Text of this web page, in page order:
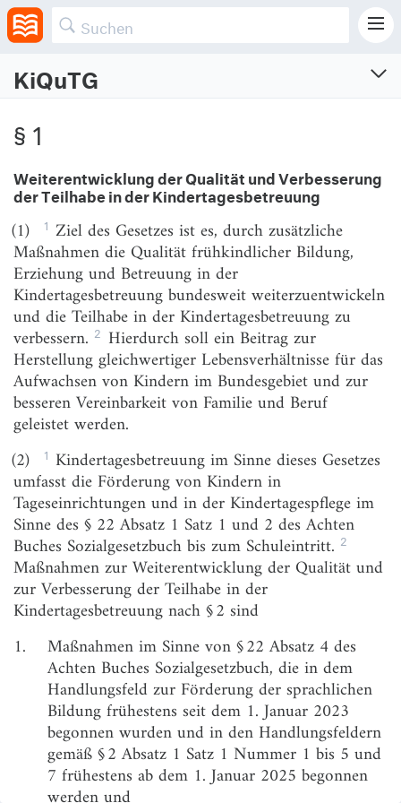
KiQuTG
Teilhabeverbesserungsgesetz
Vom 19.12.2018 (BGBl. I S. 2696)
Zuletzt geändert am 21.11.2024 (BGBl. I S. Nr. 361)
§ 1
Weiterentwicklung der Qualität und Verbesserung
der Teilhabe in der Kindertagesbetreuung
§ 2
Maßnahmen zur Weiterentwicklung der Qualität
und zur Verbesserung der Teilhabe in der
Kindertagesbetreuung
§ 3
Handlungskonzepte und Finanzierungskonzepte
der Länder
§ 4
Verträge zwischen Bund und Ländern
§ 5
Geschäftsstelle des Bundes
§ 6
Monitoring und Evaluation
§ 1
Weiterentwicklung der Qualität und Verbesserung
der Teilhabe in der Kindertagesbetreuung
(1) 1 Ziel des Gesetzes ist es, durch zusätzliche
Maßnahmen die Qualität frühkindlicher Bildung,
Erziehung und Betreuung in der
Kindertagesbetreuung bundesweit weiterzuentwickeln
und die Teilhabe in der Kindertagesbetreuung zu
verbessern. 2 Hierdurch soll ein Beitrag zur
Herstellung gleichwertiger Lebensverhältnisse für das
Aufwachsen von Kindern im Bundesgebiet und zur
besseren Vereinbarkeit von Familie und Beruf
geleistet werden.
(2)
1 Kindertagesbetreuung im Sinne dieses Gesetzes
umfasst die Förderung von Kindern in
Tageseinrichtungen und in der Kindertagespflege im
Sinne des § 22 Absatz 1 Satz 1 und 2 des Achten
Buches Sozialgesetzbuch bis zum Schuleintritt. 2
Maßnahmen zur Weiterentwicklung der Qualität und
zur Verbesserung der Teilhabe in der
Kindertagesbetreuung nach § 2 sind
1.
Maßnahmen im Sinne von § 22 Absatz 4 des
Achten Buches Sozialgesetzbuch, die in dem
Handlungsfeld zur Förderung der sprachlichen
Bildung frühestens seit dem 1. Januar 2023
begonnen wurden und in den Handlungsfeldern
gemäß § 2 Absatz 1 Satz 1 Nummer 1 bis 5 und
7 frühestens ab dem 1. Januar 2025 begonnen